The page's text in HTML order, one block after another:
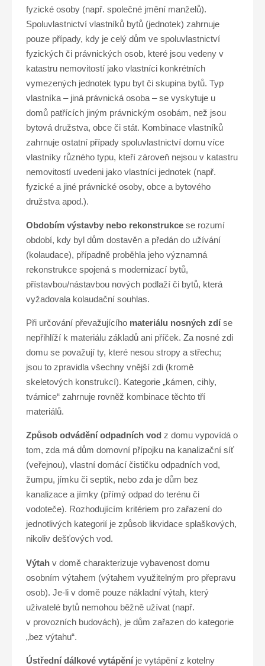
fyzické osoby (např. společné jmění manželů).
Spoluvlastnictví vlastníků bytů (jednotek) zahrnuje
pouze případy, kdy je celý dům ve spoluvlastnictví
fyzických či právnických osob, které jsou vedeny v
katastru nemovitostí jako vlastníci konkrétních
vymezených jednotek typu byt či skupina bytů. Typ
vlastníka – jiná právnická osoba – se vyskytuje u
domů patřících jiným právnickým osobám, než jsou
bytová družstva, obce či stát. Kombinace vlastníků
zahrnuje ostatní případy spoluvlastnictví domu více
vlastníky různého typu, kteří zároveň nejsou v katastru
nemovitostí uvedeni jako vlastníci jednotek (např.
fyzické a jiné právnické osoby, obce a bytového
družstva apod.).
Obdobím výstavby nebo rekonstrukce se rozumí
období, kdy byl dům dostavěn a předán do užívání
(kolaudace), případně proběhla jeho významná
rekonstrukce spojená s modernizací bytů,
přístavbou/nástavbou nových podlaží či bytů, která
vyžadovala kolaudační souhlas.
Při určování převažujícího materiálu nosných zdíse
nepřihlíží k materiálu základů ani příček. Za nosné zdi
domu se považují ty, které nesou stropy a střechu;
jsou to zpravidla všechny vnější zdi (kromě
skeletových konstrukcí). Kategorie „kámen, cihly,
tvárnice“ zahrnuje rovněž kombinace těchto tří
materiálů.
Způsob odvádění odpadních vod z domu vypovídá o
tom, zda má dům domovní přípojku na kanalizační síť
(veřejnou), vlastní domácí čističku odpadních vod,
žumpu, jímku či septik, nebo zda je dům bez
kanalizace a jímky (přímý odpad do terénu či
vodoteče). Rozhodujícím kritériem pro zařazení do
jednotlivých kategorií je způsob likvidace splaškových,
nikoliv dešťových vod.
Výtah v domě charakterizuje vybavenost domu
osobním výtahem (výtahem využitelným pro přepravu
osob). Je-li v domě pouze nákladní výtah, který
uživatelé bytů nemohou běžně užívat (např.
v provozních budovách), je dům zařazen do kategorie
„bez výtahu“.
Ústřední dálkové vytápěníje vytápění z kotelny